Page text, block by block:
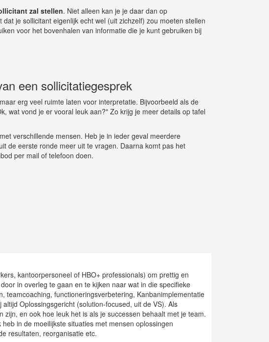
zal stellen. Niet alleen kan je je daar dan op
je sollicitant eigenlijk echt wel (uit zichzelf) zou moeten stellen
voor het bovenhalen van informatie die je kunt gebruiken bij
een sollicitatiegesprek
erg veel ruimte laten voor interpretatie. Bijvoorbeeld als de
wat vond je er vooral leuk aan?" Zo krijg je meer details op tafel
verschillende mensen. Heb je in ieder geval meerdere
de eerste ronde meer uit te vragen. Daarna komt pas het
per mail of telefoon doen.
kantoorpersoneel of HBO+ professionals) om prettig en
in overleg te gaan en te kijken naar wat in die specifieke
teamcoaching, functioneringsverbetering, Kanbanimplementatie
Oplossingsgericht (solution-focused, uit de VS). Als
en ook hoe leuk het is als je successen behaalt met je team.
in de moeilijkste situaties met mensen oplossingen
resultaten, reorganisatie etc.